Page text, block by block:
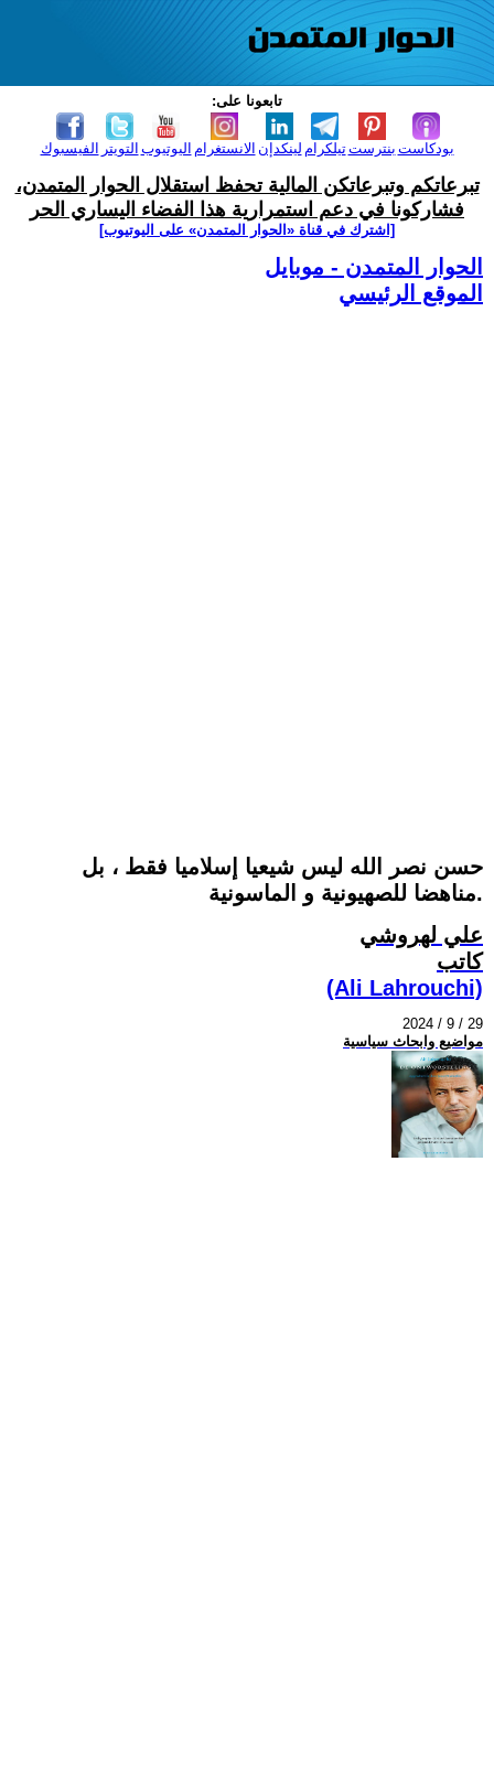
تابعونا على:
الفيسبوك التويتر اليوتيوب الانستغرام لينكدإن تيلكرامبنترست بودكاست
تبرعاتكم وتبرعاتكن المالية تحفظ استقلال الحوار المتمدن،
فشاركونا في دعم استمرارية هذا الفضاء اليساري الحر
[اشترك في قناة ‫«الحوار المتمدن» على اليوتيوب]
الحوار المتمدن - موبايل
الموقع الرئيسي
حسن نصر الله ليس شيعيا إسلاميا فقط ، بل
مناهضا للصهيونية و الماسونية.
علي لهروشي
كاتب
(Ali Lahrouchi)
2024 / 9 / 29
مواضيع وابحاث سياسية